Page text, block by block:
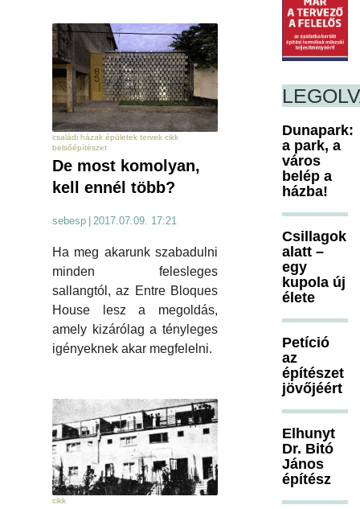
családi házak épületek tervek cikk
belsőépítészet
De most komolyan,
kell ennél több?
sebesp | 2017.07.09. 17:21
Ha meg akarunk szabadulni
minden felesleges
sallangtól, az Entre Bloques
House lesz a megoldás,
amely kizárólag a tényleges
igényeknek akar megfelelni.
cikk
Dunapark:
a park, a
város
belép a
házba!
Csillagok
alatt –
egy
kupola új
élete
Petíció
az
építészet
jövőjéért
Elhunyt
Dr. Bitó
János
építész